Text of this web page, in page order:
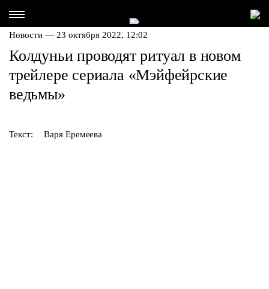
Новости — 23 октября 2022, 12:02
Колдуньи проводят ритуал в новом
трейлере сериала «Мэйфейрские
ведьмы»
Текст: Варя Еремеева